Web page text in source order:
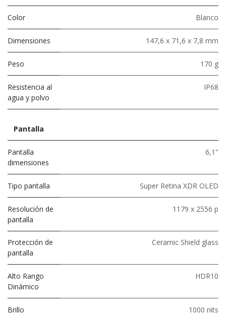
Color Blanco
Dimensiones 147,6 x 71,6 x 7,8 mm
Peso 170 g
Resistencia al
agua y polvo
IP68
Pantalla
Pantalla
dimensiones
6,1"
Tipo pantalla Super Retina XDR OLED
Resolución de
pantalla
1179 x 2556 p
Protección de
pantalla
Ceramic Shield glass
Alto Rango
Dinámico
HDR10
Brillo 1000 nits